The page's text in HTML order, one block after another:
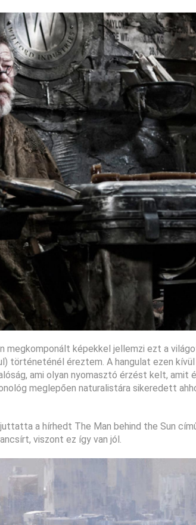
megkomponált képekkel jellemzi ezt a
történeténél éreztem. A hangulat ezen kívül
ami olyan nyomasztó érzést kelt, amit
meglepően naturalistára sikeredett
a hírhedt The Man behind the Sun
viszont ez így van jól.